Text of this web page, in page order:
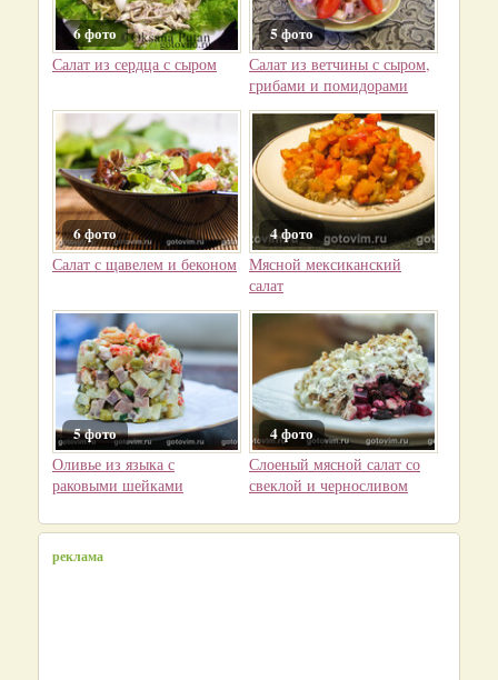
6 фото
Салат из сердца с сыром
5 фото
Салат из ветчины с сыром,
грибами и помидорами
6 фото
Салат с щавелем и беконом
4 фото
Мясной мексиканский
салат
5 фото
Оливье из языка с
раковыми шейками
4 фото
Слоеный мясной салат со
свеклой и черносливом
реклама